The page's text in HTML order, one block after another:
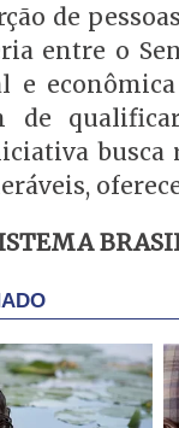
de
entre o
e
de